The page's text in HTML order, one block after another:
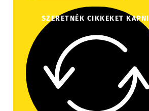
SZERETNÉK CIKKEKET KAPNI